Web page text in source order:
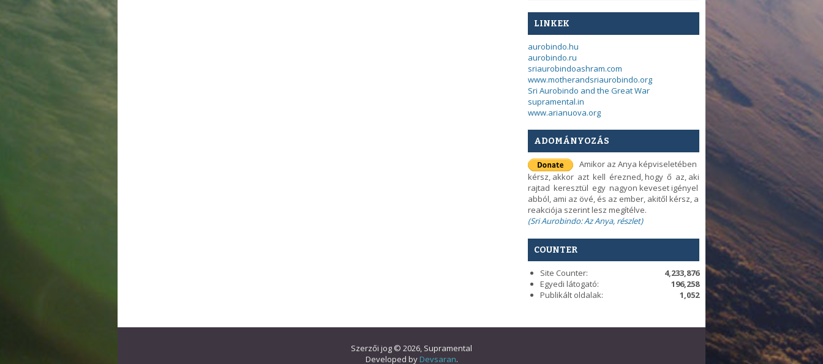
LINKEK
aurobindo.hu
aurobindo.ru
sriaurobindoashram.com
www.motherandsriaurobindo.org
Sri Aurobindo and the Great War
supramental.in
www.arianuova.org
ADOMÁNYOZÁS
Amikor az Anya képviseletében
kérsz, akkor azt kell érezned, hogy ő az, aki
rajtad keresztül egy nagyon keveset igényel
abból, ami az övé, és az ember, akitől kérsz, a
reakciója szerint lesz megítélve.
(Sri Aurobindo: Az Anya, részlet)
COUNTER
Site Counter:
4,233,876
Egyedi látogató:
196,258
Publikált oldalak:
1,052
Szerzői jog © 2026, Supramental
Developed by Devsaran.